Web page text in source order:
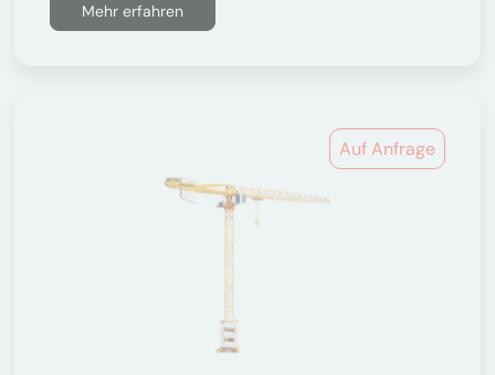
Mehr erfahren
Auf Anfrage